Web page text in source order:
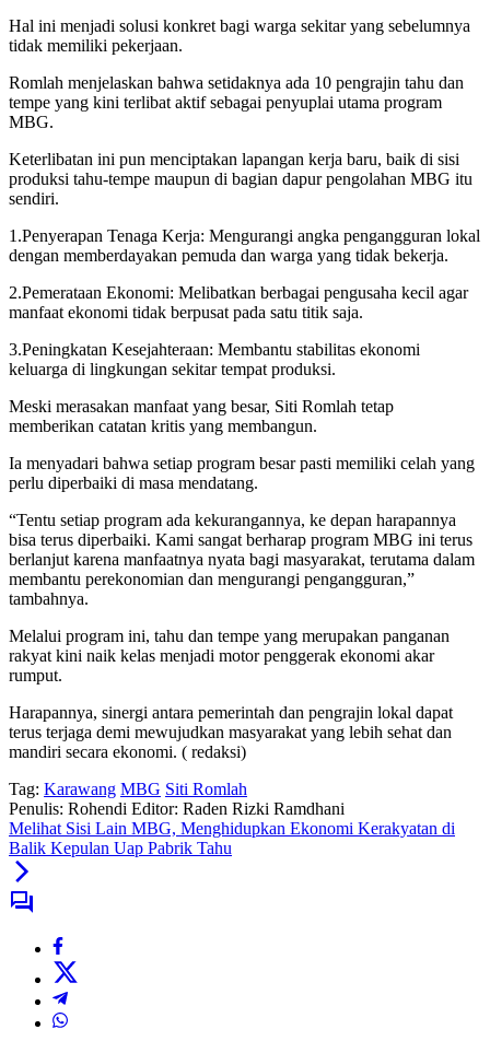
Hal ini menjadi solusi konkret bagi warga sekitar yang sebelumnya
tidak memiliki pekerjaan.
Romlah menjelaskan bahwa setidaknya ada 10 pengrajin tahu dan
tempe yang kini terlibat aktif sebagai penyuplai utama program
MBG.
Keterlibatan ini pun menciptakan lapangan kerja baru, baik di sisi
produksi tahu-tempe maupun di bagian dapur pengolahan MBG itu
sendiri.
1.Penyerapan Tenaga Kerja: Mengurangi angka pengangguran lokal
dengan memberdayakan pemuda dan warga yang tidak bekerja.
2.Pemerataan Ekonomi: Melibatkan berbagai pengusaha kecil agar
manfaat ekonomi tidak berpusat pada satu titik saja.
3.Peningkatan Kesejahteraan: Membantu stabilitas ekonomi
keluarga di lingkungan sekitar tempat produksi.
Meski merasakan manfaat yang besar, Siti Romlah tetap
memberikan catatan kritis yang membangun.
Ia menyadari bahwa setiap program besar pasti memiliki celah yang
perlu diperbaiki di masa mendatang.
“Tentu setiap program ada kekurangannya, ke depan harapannya
bisa terus diperbaiki. Kami sangat berharap program MBG ini terus
berlanjut karena manfaatnya nyata bagi masyarakat, terutama dalam
membantu perekonomian dan mengurangi pengangguran,”
tambahnya.
Melalui program ini, tahu dan tempe yang merupakan panganan
rakyat kini naik kelas menjadi motor penggerak ekonomi akar
rumput.
Harapannya, sinergi antara pemerintah dan pengrajin lokal dapat
terus terjaga demi mewujudkan masyarakat yang lebih sehat dan
mandiri secara ekonomi. ( redaksi)
Tag: Karawang MBG Siti Romlah
Penulis: Rohendi Editor: Raden Rizki Ramdhani
Melihat Sisi Lain MBG, Menghidupkan Ekonomi Kerakyatan di
Balik Kepulan Uap Pabrik Tahu